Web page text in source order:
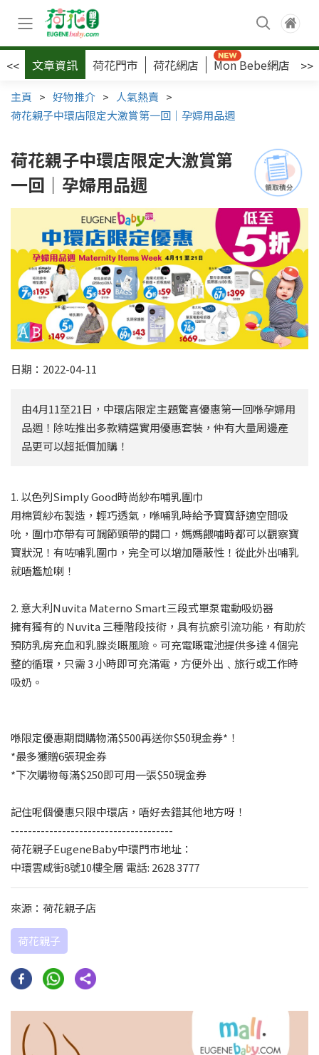
<< 文章資訊 荷花門市 荷花網店 Mon Bebe網店 >>
主頁 > 好物推介 > 人氣熱賣 >
荷花親子中環店限定大激賞第一回｜孕婦用品週
荷花親子中環店限定大激賞第
一回｜孕婦用品週
日期：2022-04-11
由4月11至21日，中環店限定主題驚喜優惠第一回喺孕婦用
品週！除咗推出多款精選實用優惠套裝，仲有大量周邊產
品更可以超抵價加購！
1. 以色列Simply Good時尚紗布哺乳圍巾
用棉質紗布製造，輕巧透氣，喺哺乳時給予寶寶舒適空間吸
吮，圍巾亦帶有可調節頸帶的開口，媽媽餵哺時都可以觀察寶
寶狀況！有咗哺乳圍巾，完全可以增加隱蔽性！從此外出哺乳
就唔尷尬喇！
2. 意大利Nuvita Materno Smart三段式單泵電動吸奶器
擁有獨有的 Nuvita 三種階段技術，具有抗瘀引流功能，有助於
預防乳房充血和乳腺炎嘅風險。可充電嘅電池提供多達 4 個完
整的循環，只需 3 小時即可充滿電，方便外出﹑旅行或工作時
吸奶。
喺限定優惠期間購物滿$500再送你$50現金券*！
*最多獲贈6張現金券
*下次購物每滿$250即可用一張$50現金券
記住呢個優惠只限中環店，唔好去錯其他地方呀！
--------------------------------------
荷花親子EugeneBaby中環門市地址：
中環雲咸街8號10樓全層 電話: 2628 3777
來源：荷花親子店
荷花親子